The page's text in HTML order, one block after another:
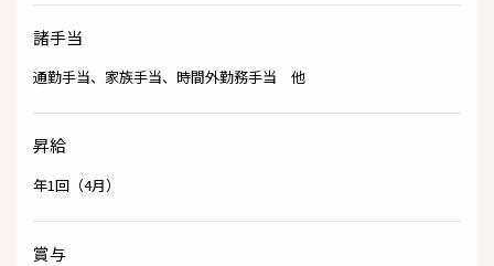
諸手当
通勤手当、家族手当、時間外勤務手当 他
昇給
年1回（4月）
賞与